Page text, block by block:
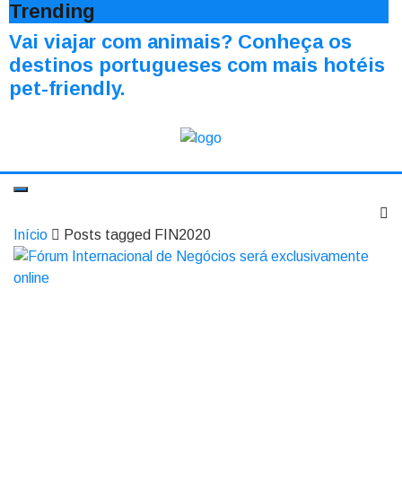
Trending
Vai viajar com animais? Conheça os
destinos portugueses com mais hotéis
pet-friendly.
Início Posts tagged FIN2020